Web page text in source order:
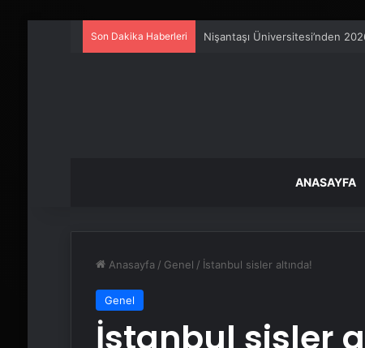
Son Dakika Haberleri Artı Kazan, Endüstriyel Buhar
ANASAYFA
Anasayfa / Genel / İstanbul sisler altında!
Genel
İstanbul sisler